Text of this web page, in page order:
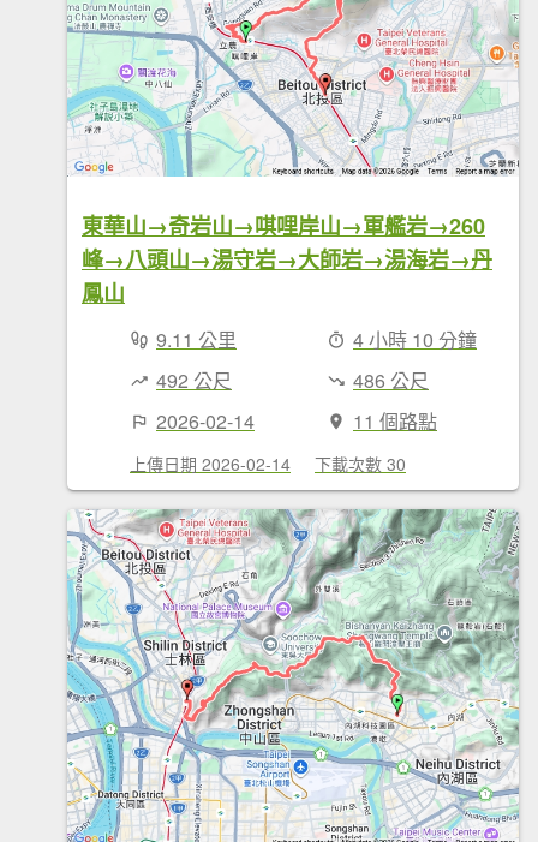
東華山→奇岩山→唭哩岸山→軍艦岩→260
峰→八頭山→湯守岩→大師岩→湯海岩→丹
鳳山
9.11 公里
4 小時 10 分鐘
492 公尺
486 公尺
2026-02-14
11 個路點
上傳日期 2026-02-14 下載次數 30